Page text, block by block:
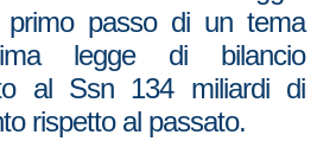
passo di un tema
legge di bilancio
al Ssn 134 miliardi di
rispetto al passato.